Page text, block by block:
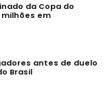
da Copa do
milhões em
antes de duelo
Brasil